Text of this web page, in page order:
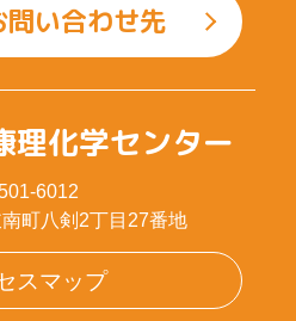
い合わせ先
理化学センター
6012
町八剣2丁目27番地
スマップ